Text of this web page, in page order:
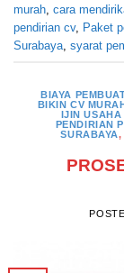
murah cara
pendirian cv, Paket
Surabaya syarat
BIAYA
BIKIN CV MURAH
IJIN
PENDIRIAN
SURABAYA